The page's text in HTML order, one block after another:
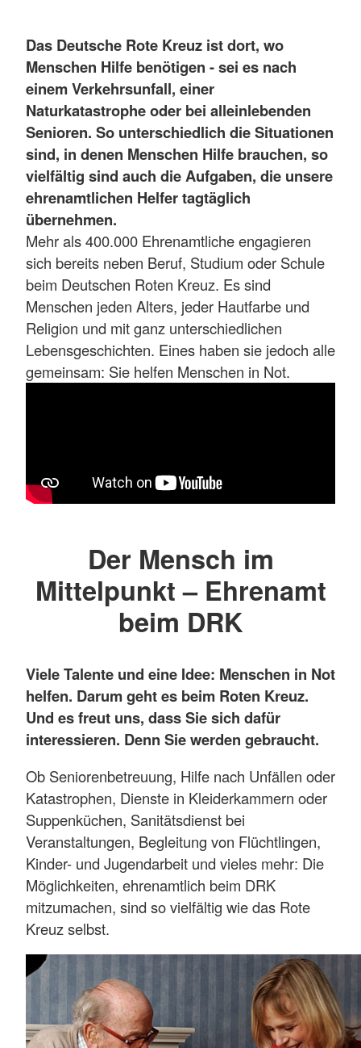
Das Deutsche Rote Kreuz ist dort, wo
Menschen Hilfe benötigen - sei es nach
einem Verkehrsunfall, einer
Naturkatastrophe oder bei alleinlebenden
Senioren. So unterschiedlich die Situationen
sind, in denen Menschen Hilfe brauchen, so
vielfältig sind auch die Aufgaben, die unsere
ehrenamtlichen Helfer tagtäglich
übernehmen.
Mehr als 400.000 Ehrenamtliche engagieren
sich bereits neben Beruf, Studium oder Schule
beim Deutschen Roten Kreuz. Es sind
Menschen jeden Alters, jeder Hautfarbe und
Religion und mit ganz unterschiedlichen
Lebensgeschichten. Eines haben sie jedoch alle
gemeinsam: Sie helfen Menschen in Not.
Der Mensch im
Mittelpunkt – Ehrenamt
beim DRK
Viele Talente und eine Idee: Menschen in Not
helfen. Darum geht es beim Roten Kreuz.
Und es freut uns, dass Sie sich dafür
interessieren. Denn Sie werden gebraucht.
Ob Seniorenbetreuung, Hilfe nach Unfällen oder
Katastrophen, Dienste in Kleiderkammern oder
Suppenküchen, Sanitätsdienst bei
Veranstaltungen, Begleitung von Flüchtlingen,
Kinder- und Jugendarbeit und vieles mehr: Die
Möglichkeiten, ehrenamtlich beim DRK
mitzumachen, sind so vielfältig wie das Rote
Kreuz selbst.